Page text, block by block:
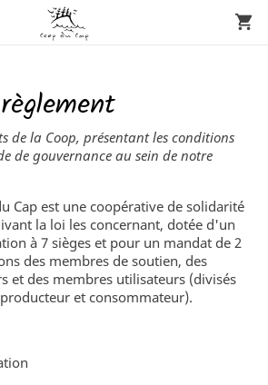
shopping_cart
de la Coop, présentant les conditions
de gouvernance au sein de notre
Cap est une coopérative de solidarité
la loi les concernant, dotée d'un
à 7 sièges et pour un mandat de 2
des membres de soutien, des
et des membres utilisateurs (divisés
et consommateur).